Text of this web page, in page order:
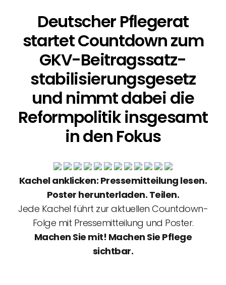
Deutscher Pflegerat
startet Countdown zum
GKV-Beitragssatz­
stabilisierungs­gesetz
und nimmt dabei die
Reformpolitik insgesamt
in den Fokus
Kachel anklicken: Pressemitteilung lesen.
Poster herunterladen. Teilen.
Jede Kachel führt zur aktuellen Countdown-
Folge mit Pressemitteilung und Poster.
Machen Sie mit! Machen Sie Pflege
sichtbar.